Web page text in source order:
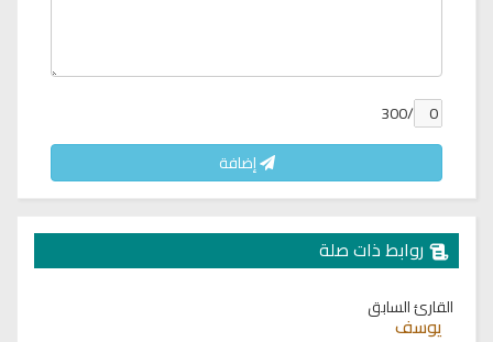
/300
إضافة
روابط ذات صلة
القارئ السابق
يوسف